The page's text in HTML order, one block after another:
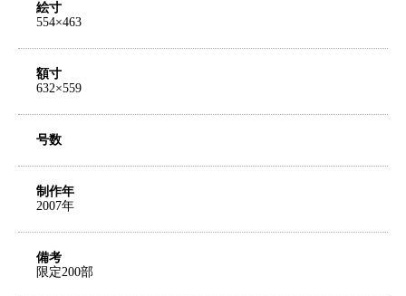
絵寸
554×463
額寸
632×559
号数
制作年
2007年
備考
限定200部